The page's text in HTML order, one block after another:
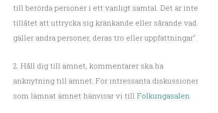
till berörda personer i ett vanligt samtal. Det är inte
tillåtet att uttrycka sig kränkande eller sårande vad
gäller andra personer, deras tro eller uppfattningar".
2. Håll dig till ämnet, kommentarer ska ha
anknytning till ämnet. För intressanta diskussioner
som lämnat ämnet hänvisar vi till Folkungasalen.